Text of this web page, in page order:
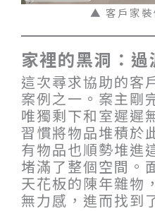
▲ 客戶家裝
家裡的黑洞：
這次尋求協助的客
案例之一。案主剛
唯獨剩下和室遲遲
習慣將物品堆積於
有物品也順勢堆進
堵滿了整個空間。
天花板的陳年雜物
無力感，進而找到